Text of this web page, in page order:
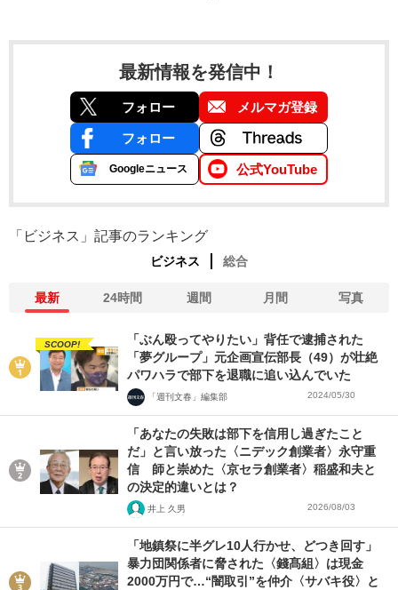
最新情報を発信中！
フォロー メルマガ登録
フォロー
Googleニュース 公式YouTube
「ビジネス」記事のランキング
ビジネス 総合
最新 24時間 週間 月間 写真
SCOOP!
「ぶん殴ってやりたい」背任で逮捕された
「夢グループ」元企画宣伝部長（49）が壮絶
パワハラで部下を退職に追い込んでいた
「週刊文春」編集部 2024/05/30
「あなたの失敗は部下を信用し過ぎたこと
だ」と言い放った〈ニデック創業者〉永守重
信 師と崇めた〈京セラ創業者〉稲盛和夫と
の決定的違いとは？
井上 久男 2026/08/03
「地鎮祭に半グレ10人行かせ、どつき回す」
暴力団関係者に脅された〈錢髙組〉は現金
2000万円で…“闇取引”を仲介〈サバキ役〉と